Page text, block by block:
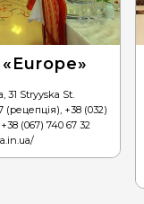
31 Stryyska St.
(рецепція), +38 (032)
(067) 740 67 32